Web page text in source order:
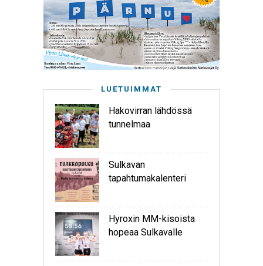
LUETUIMMAT
Hakovirran lähdössä
tunnelmaa
Sulkavan
tapahtumakalenteri
Hyroxin MM-kisoista
hopeaa Sulkavalle